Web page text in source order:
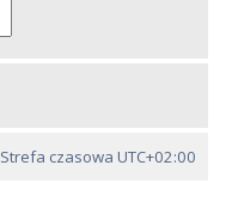
Strefa czasowa UTC+02:00